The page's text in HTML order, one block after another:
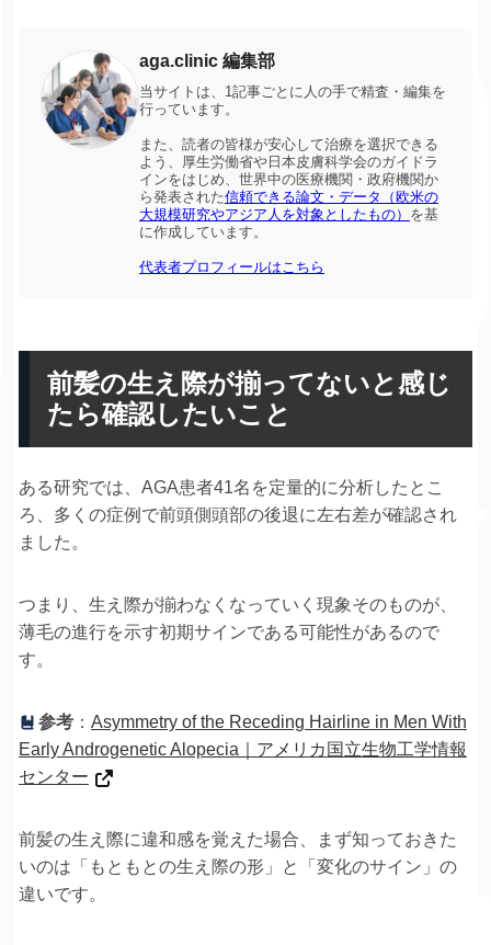
aga.clinic 編集部
当サイトは、1記事ごとに人の手で精査・編集を
行っています。
また、読者の皆様が安心して治療を選択できる
よう、厚生労働省や日本皮膚科学会のガイドラ
インをはじめ、世界中の医療機関・政府機関か
ら発表された信頼できる論文・データ（欧米の
大規模研究やアジア人を対象としたもの） を基
に作成しています。
代表者プロフィールはこちら
前髪の生え際が揃ってないと感じ
たら確認したいこと
ある研究では、AGA患者41名を定量的に分析したとこ
ろ、多くの症例で前頭側頭部の後退に左右差が確認され
ました。
つまり、生え際が揃わなくなっていく現象そのものが、
薄毛の進行を示す初期サインである可能性があるので
す。
参考 ： Asymmetry of the Receding Hairline in Men With
Early Androgenetic Alopecia｜アメリカ国立生物工学情報
センター
前髪の生え際に違和感を覚えた場合、まず知っておきた
いのは「もともとの生え際の形」と「変化のサイン」の
違いです。